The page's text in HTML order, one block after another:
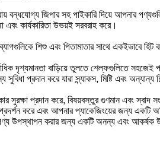
বন্ধযোগ্য জিপার সহ পাইকারি দিয়ে আপনার
কার্যকারিতা উভয়ই সরবরাহ করে।
শিশু এবং পিতামাতার সাথে একইভাবে
দৃশ্যমানতা বাড়িয়ে তুলতে শেল্ফগুলিতে সহজেই
প্রদান করে যারা স্ন্যাকস, মিষ্টি এবং অন্যান্য
সুরক্ষা প্রদান করে, বিষয়বস্তুর গুণমান এবং স্বাদ
প্রদর্শন করে এবং আপনার প্যাকেজিংয়ের জন্য
উপস্থাপন করার জন্য একটি অনন্য এবং আকর্ষক